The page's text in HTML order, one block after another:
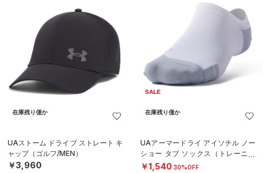
在庫残り僅か
UAストーム ドライブ ストレート キ
ャップ（ゴルフ/MEN）
￥3,960
SALE
在庫残り僅か
UAアーマードライ アイソチル ノー
ショー タブ ソックス（トレーニン
グ/UNISEX）
￥1,540 30%OFF